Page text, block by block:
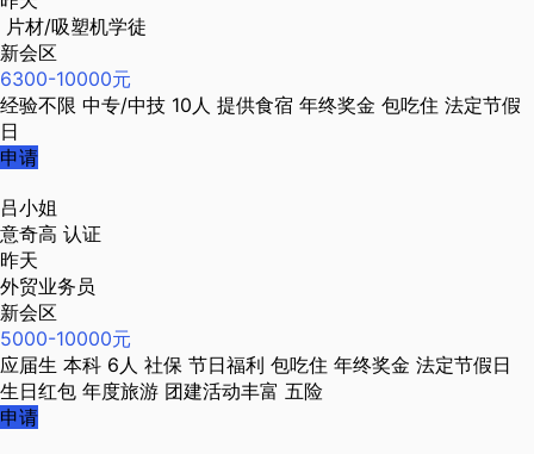
片材/吸塑机学徒
新会区
6300-10000元
经验不限 中专/中技 10人 提供食宿 年终奖金 包吃住 法定节假
日
申请
吕小姐
意奇高 认证
昨天
外贸业务员
新会区
5000-10000元
应届生 本科 6人 社保 节日福利 包吃住 年终奖金 法定节假日
生日红包 年度旅游 团建活动丰富 五险
申请